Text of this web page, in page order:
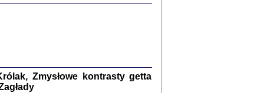
Warszawa 2020
Zmysłowe kontrasty getta